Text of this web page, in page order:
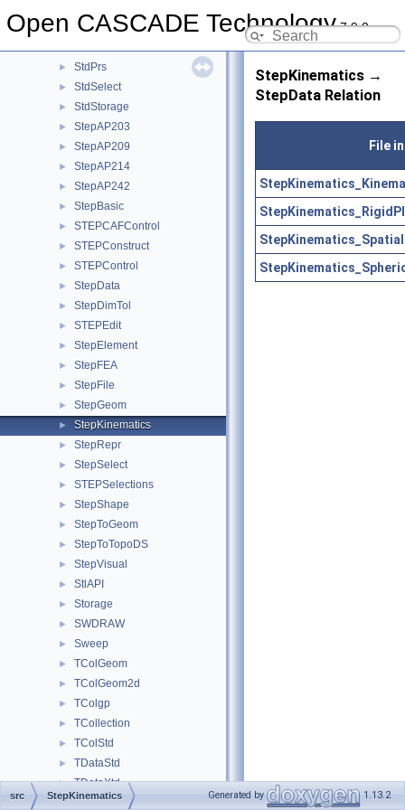
Open CASCADE Technology7.9.0
StdObjMgt
► StdPrs
► StdSelect
► StdStorage
► StepAP203
► StepAP209
► StepAP214
► StepAP242
► StepBasic
► STEPCAFControl
► STEPConstruct
► STEPControl
► StepData
► StepDimTol
► STEPEdit
► StepElement
► StepFEA
► StepFile
► StepGeom
► StepKinematics
► StepRepr
► StepSelect
► STEPSelections
► StepShape
► StepToGeom
► StepToTopoDS
► StepVisual
► StlAPI
► Storage
► SWDRAW
► Sweep
► TColGeom
► TColGeom2d
► TColgp
► TCollection
► TColStd
► TDataStd
► TDataXtd
► TDF
StepKinematics →
StepData Relation
File
src StepKinematics Generated by 1.13.2